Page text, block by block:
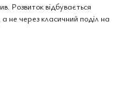
Розвиток відбувається
а не через класичний поділ на